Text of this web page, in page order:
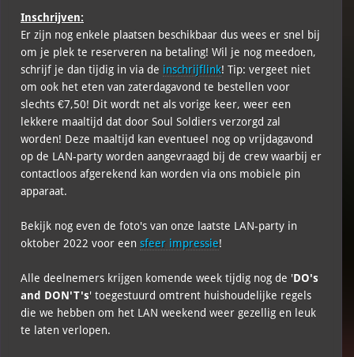
Inschrijven:
Er zijn nog enkele plaatsen beschikbaar dus wees er snel bij
om je plek te reserveren na betaling! Wil je nog meedoen,
schrijf je dan tijdig in via de inschrijflink! Tip: vergeet niet
om ook het eten van zaterdagavond te bestellen voor
slechts €7,50! Dit wordt net als vorige keer, weer een
lekkere maaltijd dat door Soul Soldiers verzorgd zal
worden! Deze maaltijd kan eventueel nog op vrijdagavond
op de LAN-party worden aangevraagd bij de crew waarbij er
contactloos afgerekend kan worden via ons mobiele pin
apparaat.
Bekijk nog even de foto's van onze laatste LAN-party in
oktober 2022 voor een sfeer impressie!
Alle deelnemers krijgen komende week tijdig nog de 'DO's
and DON'T's' toegestuurd omtrent huishoudelijke regels
die we hebben om het LAN weekend weer gezellig en leuk
te laten verlopen.